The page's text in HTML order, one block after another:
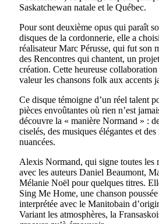
Saskatchewan natale et le Québec.
Pour sont deuxième opus qui paraît
disques de la cordonnerie, elle a
réalisateur Marc Pérusse, qui fut son
des Rencontres qui chantent, un
création. Cette heureuse
valeur les chansons folk aux accents
Ce disque témoigne d’un réel talent
pièces envoûtantes où rien n’est
découvre la « manière Normand » :
ciselés, des musiques élégantes et
nuancées.
Alexis Normand, qui signe toutes les
avec les auteurs Daniel Beaumont,
Mélanie Noël pour quelques titres.
Sing Me Home, une chanson
interprétée avec le Manitobain
Variant les atmosphères, la